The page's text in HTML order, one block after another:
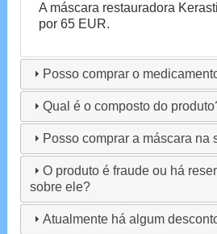
A máscara restauradora
por 65 EUR.
Posso comprar o
Qual é o composto do
Posso comprar a máscara na
O produto é fraude ou há
sobre ele?
Atualmente há algum